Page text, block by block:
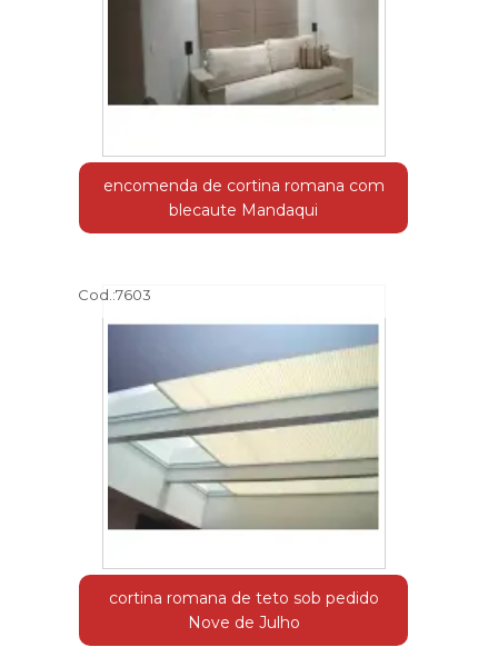
encomenda de cortina romana com
blecaute Mandaqui
Cod.:7603
cortina romana de teto sob pedido
Nove de Julho